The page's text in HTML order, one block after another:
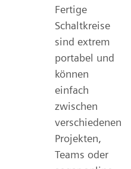
Fertige
Schaltkreise
sind extrem
portabel und
können
einfach
zwischen
verschiedenen
Projekten,
Teams oder